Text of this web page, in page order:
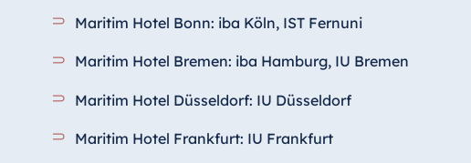
Maritim Hotel Bonn: iba Köln, IST Fernuni
Maritim Hotel Bremen: iba Hamburg, IU Bremen
Maritim Hotel Düsseldorf: IU Düsseldorf
Maritim Hotel Frankfurt: IU Frankfurt